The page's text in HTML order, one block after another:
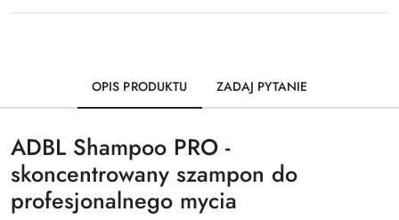
OPIS PRODUKTU ZADAJ PYTANIE
ADBL Shampoo PRO -
skoncentrowany szampon do
profesjonalnego mycia